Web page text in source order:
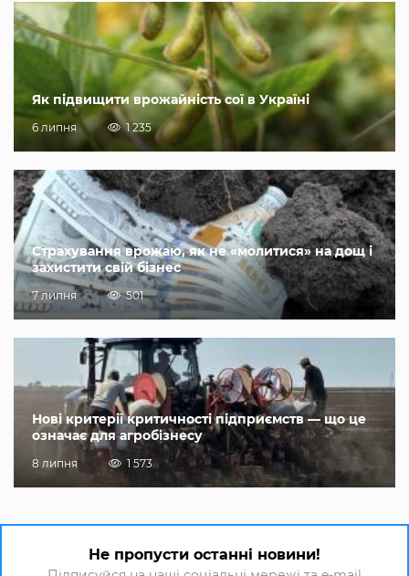
Як підвищити врожайність сої в Україні
6 липня 1 235
Страхування врожаю, як не «молитися» на дощ і
захистити свій бізнес
7 липня 501
Нові критерії критичності підприємств — що це
означає для агробізнесу
8 липня 1 573
Не пропусти останні новини!